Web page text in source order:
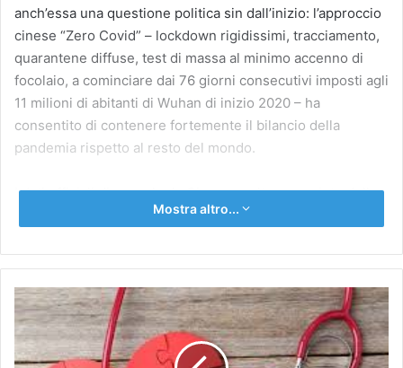
anch’essa una questione politica sin dall’inizio: l’approccio
cinese “Zero Covid” – lockdown rigidissimi, tracciamento,
quarantene diffuse, test di massa al minimo accenno di
focolaio, a cominciare dai 76 giorni consecutivi imposti agli
11 milioni di abitanti di Wuhan di inizio 2020 – ha
consentito di contenere fortemente il bilancio della
pandemia rispetto al resto del mondo.
I dati ufficiali dicono che la Cina, con oltre un quinto della
popolazione mondiale, ha avuto 4.638 decessi e 439mila
milioni di casi. Per il regime di Xi Jinping il successo di
socialista cinese rispetto alle liberaldemocrazie
occidentali, che hanno annaspato davanti al dilemma fra
esigenze sanitarie e libertà personali, e ancora oggi
Mostra altro...
L’EMICRANIA
E
IL
COSIDDETTO